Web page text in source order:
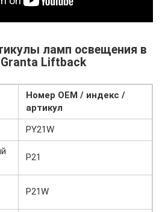
ламп освещения в
Liftback
Номер ОЕМ / индекс /
артикул
PY21W
P21
P21W